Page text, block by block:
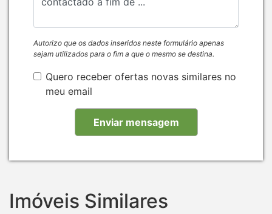
Autorizo que os dados inseridos neste formulário apenas
sejam utilizados para o fim a que o mesmo se destina.
Quero receber ofertas novas similares no
meu email
Imóveis Similares